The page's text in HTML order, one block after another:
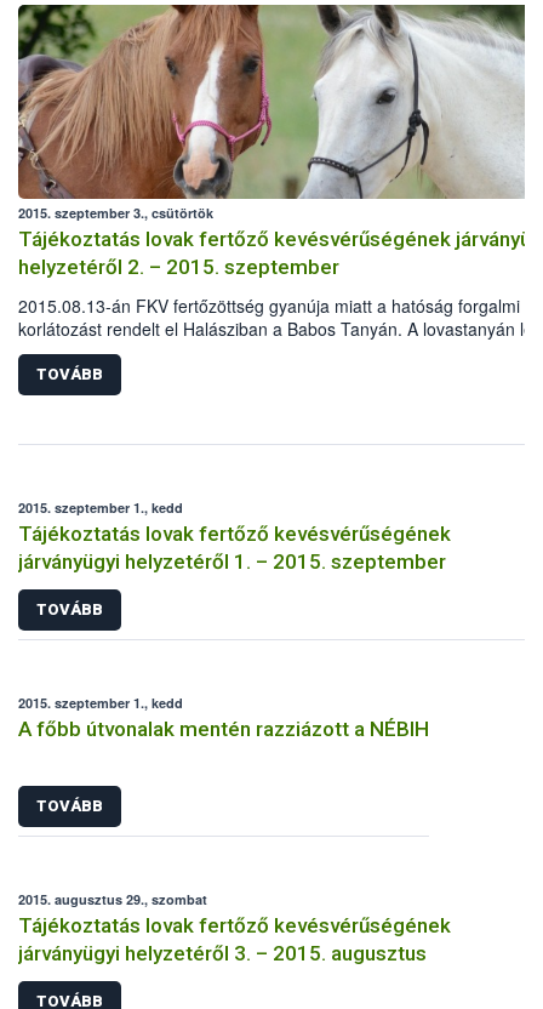
2015. szeptember 3., csütörtök
Tájékoztatás lovak fertőző kevésvérűségének
helyzetéről 2. – 2015. szeptember
2015.08.13-án FKV fertőzöttség gyanúja miatt a hatóság forgalmi
korlátozást rendelt el Halásziban a Babos Tanyán. A lovastanyán
pozitív eredményének kézhezvételét követően az intézkedések
haladéktalanul megkezdődtek.
TOVÁBB
2015. szeptember 1., kedd
Tájékoztatás lovak fertőző kevésvérűségének
járványügyi helyzetéről 1. – 2015. szeptember
TOVÁBB
2015. szeptember 1., kedd
A főbb útvonalak mentén razziázott a NÉBIH
TOVÁBB
2015. augusztus 29., szombat
Tájékoztatás lovak fertőző kevésvérűségének
járványügyi helyzetéről 3. – 2015. augusztus
TOVÁBB